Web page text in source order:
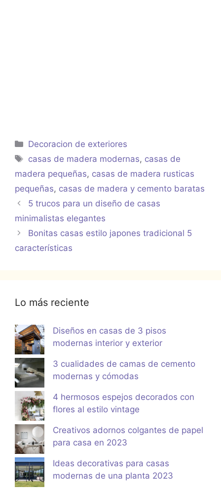
Categorías
Decoracion de exteriores
Etiquetas
casas de madera modernas, casas de
madera pequeñas, casas de madera rusticas
pequeñas, casas de madera y cemento baratas
5 trucos para un diseño de casas
minimalistas elegantes
Bonitas casas estilo japones tradicional 5
características
Lo más reciente
Diseños en casas de 3 pisos
modernas interior y exterior
3 cualidades de camas de cemento
modernas y cómodas
4 hermosos espejos decorados con
flores al estilo vintage
Creativos adornos colgantes de papel
para casa en 2023
Ideas decorativas para casas
modernas de una planta 2023